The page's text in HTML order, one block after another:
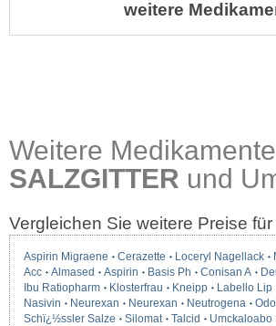
weitere
Weitere
SALZGITTER und
Vergleichen Sie weitere Preise
Aspirin Migraene Cerazette Loceryl Nagellack
Acc
Almased Aspirin Basis Ph Conisan A
Ibu Ratiopharm
Klosterfrau Kneipp Labello Lip
Nasivin
Neurexan Neurexan Neutrogena
Schï¿½ssler Salze
Silomat Talcid Umckaloabo